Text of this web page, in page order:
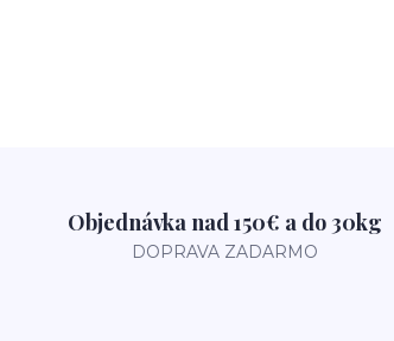
Objednávka nad 150€ a do 30kg
DOPRAVA ZADARMO